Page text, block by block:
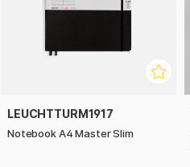
LEUCHTTURM1917
Notebook A4 Master Slim